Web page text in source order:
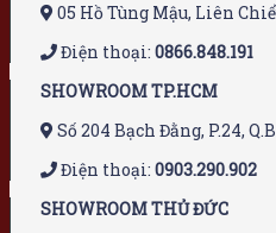
05 Hồ Tùng Mậu, Liên
Điện thoại: 0866.848.191
SHOWROOM TP.HCM
Số 204 Bạch Đằng, P.24,
Điện thoại: 0903.290.902
SHOWROOM THỦ ĐỨC